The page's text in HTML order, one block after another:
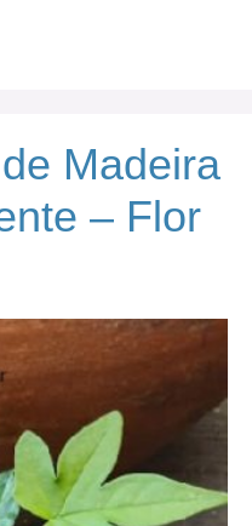
Madeira
– Flor